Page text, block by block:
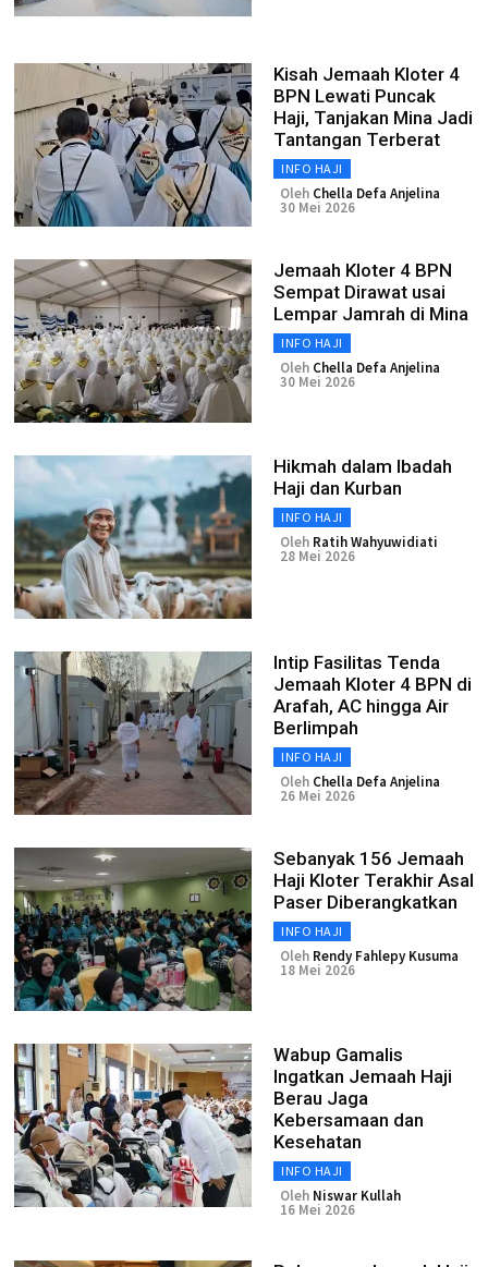
Kisah Jemaah Kloter 4
BPN Lewati Puncak
Haji, Tanjakan Mina Jadi
Tantangan Terberat
INFO HAJI
Oleh Chella Defa Anjelina
30 Mei 2026
Jemaah Kloter 4 BPN
Sempat Dirawat usai
Lempar Jamrah di Mina
INFO HAJI
Oleh Chella Defa Anjelina
30 Mei 2026
Hikmah dalam Ibadah
Haji dan Kurban
INFO HAJI
Oleh Ratih Wahyuwidiati
28 Mei 2026
Intip Fasilitas Tenda
Jemaah Kloter 4 BPN di
Arafah, AC hingga Air
Berlimpah
INFO HAJI
Oleh Chella Defa Anjelina
26 Mei 2026
Sebanyak 156 Jemaah
Haji Kloter Terakhir Asal
Paser Diberangkatkan
INFO HAJI
Oleh Rendy Fahlepy Kusuma
18 Mei 2026
Wabup Gamalis
Ingatkan Jemaah Haji
Berau Jaga
Kebersamaan dan
Kesehatan
INFO HAJI
Oleh Niswar Kullah
16 Mei 2026